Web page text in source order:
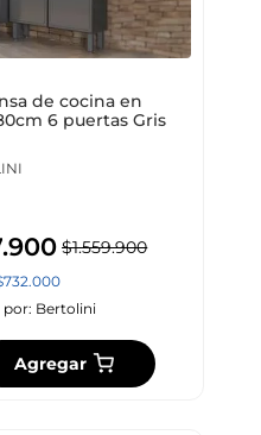
de cocina en
6 puertas Gris
.900 $1.559.900
732.000
por: Bertolini
Agregar